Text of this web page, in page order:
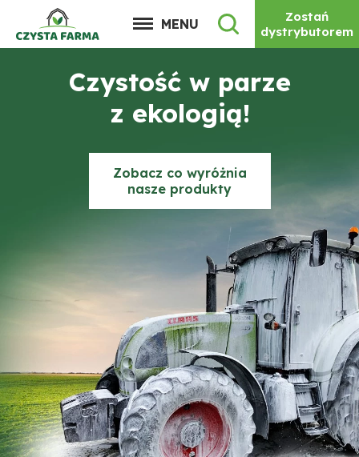
MENU
Zostań
dystrybutorem
Czystość w parze
z ekologią!
Zobacz co wyróżnia
nasze produkty